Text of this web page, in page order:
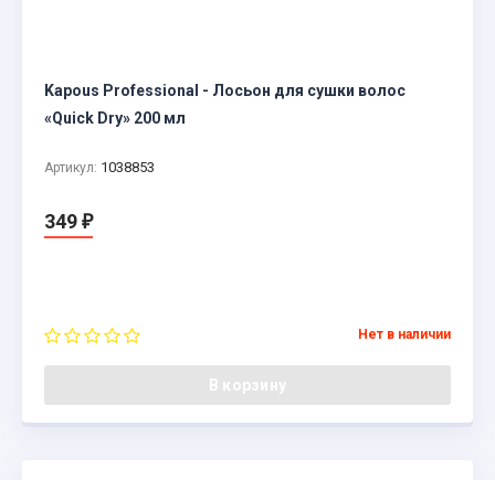
Kapous Professional - Лосьон для сушки волос
«Quick Dry» 200 мл
Артикул: 1038853
349 ₽
Нет в наличии
В корзину